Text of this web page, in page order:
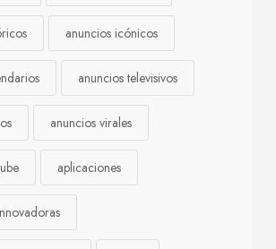
anuncios icónicos
anuncios televisivos
anuncios virales
aplicaciones